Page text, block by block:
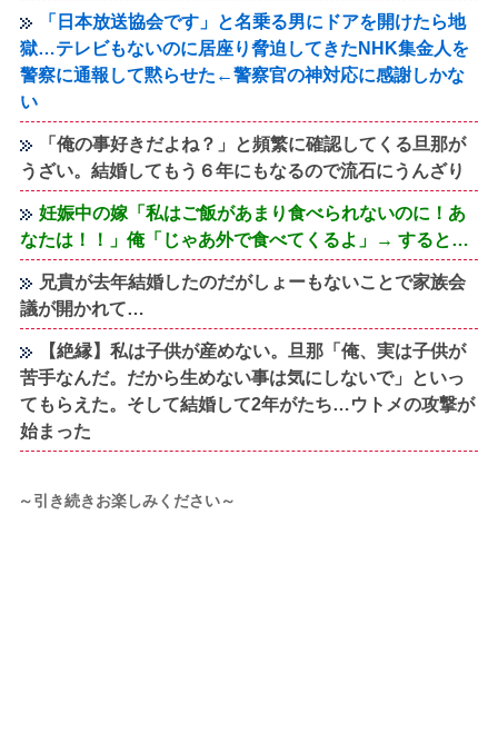
「日本放送協会です」と名乗る男にドアを開けたら地
獄…テレビもないのに居座り脅迫してきたNHK集金人を
警察に通報して黙らせた←警察官の神対応に感謝しかな
い
「俺の事好きだよね？」と頻繁に確認してくる旦那が
うざい。結婚してもう６年にもなるので流石にうんざり
妊娠中の嫁「私はご飯があまり食べられないのに！あ
なたは！！」俺「じゃあ外で食べてくるよ」→ すると…
兄貴が去年結婚したのだがしょーもないことで家族会
議が開かれて…
【絶縁】私は子供が産めない。旦那「俺、実は子供が
苦手なんだ。だから生めない事は気にしないで」といっ
てもらえた。そして結婚して2年がたち…ウトメの攻撃が
始まった
～引き続きお楽しみください～